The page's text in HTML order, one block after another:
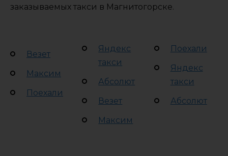
заказываемых такси в Магнитогорске.
Везет
Максим
Поехали
Яндекс
такси
Абсолют
Везет
Максим
Поехали
Яндекс
такси
Абсолют